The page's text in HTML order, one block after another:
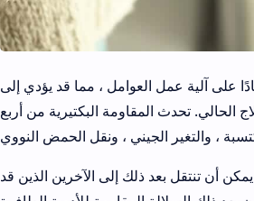
على آلية عمل العوامل ، مما قد يؤدي إلى
الحالي. تحدث المقاومة البكتيرية من أربع
أن تنتقل بعد ذلك إلى الآخرين الذين قد